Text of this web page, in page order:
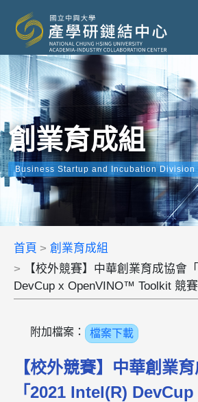
創業育成組
Business Startup and Incubation Division
首頁
創業育成組
【校外競賽】中華創業育成協會
DevCup x OpenVINO™ Toolkit 競
附加檔案： 檔案下載
【校外競賽】中華創業
「2021 Intel(R)